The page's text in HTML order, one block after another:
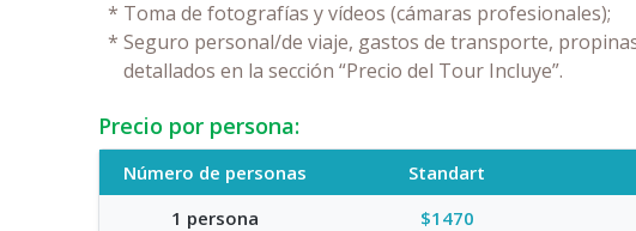
* Toma de fotografías y vídeos (cámaras profesionales);
* Seguro personal/de viaje, gastos de transporte,
detallados en la sección “Precio del Tour Incluye”.
Precio por persona:
Número de personas Standart
1 persona
$1470